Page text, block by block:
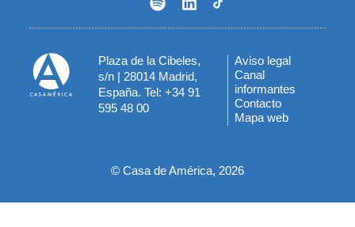
Plaza de la Cibeles,
s/n | 28014 Madrid,
España. Tel: +34 91
595 48 00
Menú
del
pie
Aviso legal
Canal
informantes
Contacto
Mapa web
© Casa de América, 2026